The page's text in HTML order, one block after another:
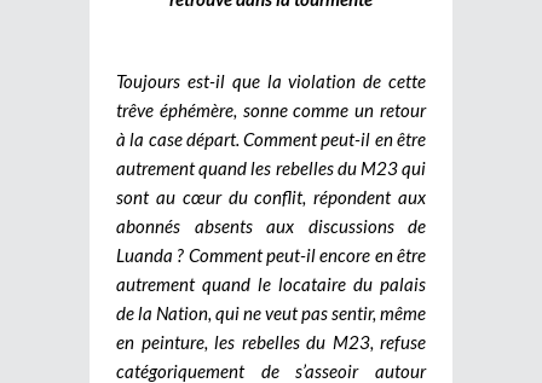
Toujours est-il que la violation de cette
trêve éphémère, sonne comme un retour
à la case départ. Comment peut-il en être
autrement quand les rebelles du M23 qui
sont au cœur du conflit, répondent aux
abonnés absents aux discussions de
Luanda ? Comment peut-il encore en être
autrement quand le locataire du palais
de la Nation, qui ne veut pas sentir, même
en peinture, les rebelles du M23, refuse
catégoriquement de s’asseoir autour